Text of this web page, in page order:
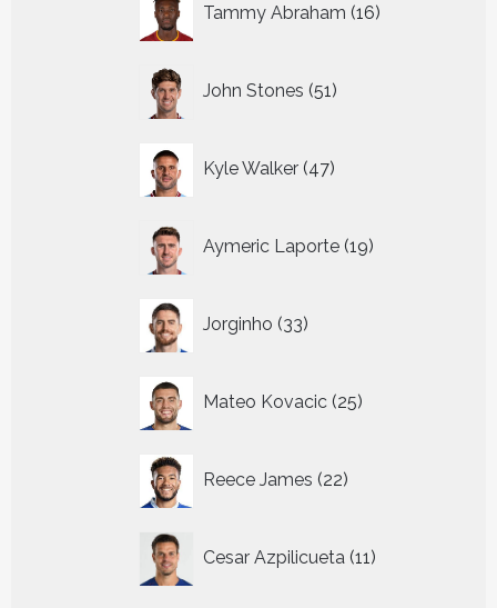
Tammy Abraham 16
producten
John Stones 51
producten
Kyle Walker 47
producten
Aymeric Laporte 19
producten
Jorginho 33
producten
Mateo Kovacic 25
producten
Reece James 22
producten
Cesar Azpilicueta 11
producten